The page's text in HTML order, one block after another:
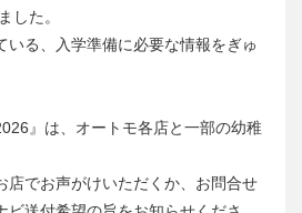
した。
いる、入学準備に必要な情報をぎゅ
』は、オートモ各店と一部の幼稚
店でお声がけいただくか、お問合せ